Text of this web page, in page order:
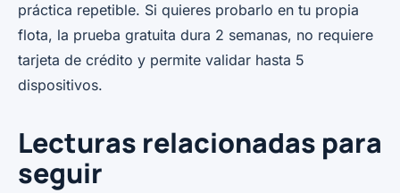
práctica repetible. Si quieres probarlo en tu propia
flota, la prueba gratuita dura 2 semanas, no requiere
tarjeta de crédito y permite validar hasta 5
dispositivos.
Lecturas relacionadas para
seguir